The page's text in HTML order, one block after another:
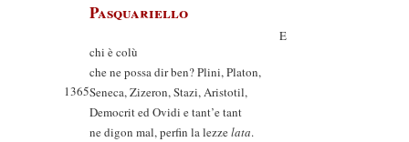
Pasquariello
E
chi è colù
che ne possa dir ben? Plini, Platon,
1365Seneca, Zizeron, Stazi, Aristotil,
Democrit ed Ovidi e tant’e tant
ne digon mal, perfin la lezzelata.